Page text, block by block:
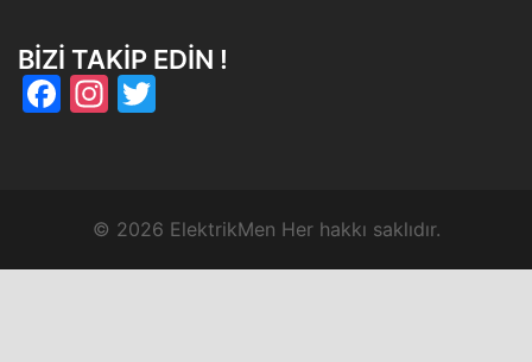
BIZI TAKIP EDIN !
Facebook
Instagram
© 2026 ElektrikMen Her hakkı saklıdır.